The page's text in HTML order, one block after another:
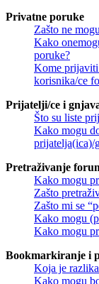
Privatne poruke
Zašto ne
Kako
poruke?
Kome prijaviti
korisnika/ce
Prijatelji/ce i
Što su liste
Kako mogu
prijatelja(ica)/
Pretraživanje
Kako mogu
Zašto
Zašto mi se
Kako mogu
Kako mogu
Bookmarkiranje i
Koja je
Kako mogu